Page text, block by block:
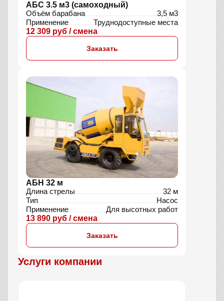
АБС 3.5 м3 (самоходный)
Объём барабана
3,5 м3
Применение
Труднодоступные места
12 309 руб / смена
Заказать
АБН 32 м
Длина стрелы
32 м
Тип
Насос
Применение
Для высотных работ
13 890 руб / смена
Заказать
Услуги компании